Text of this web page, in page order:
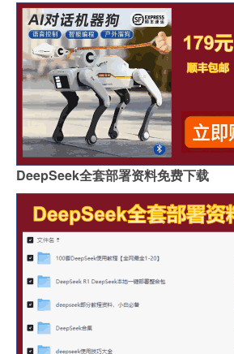
DeepSeek全套部署资料免费下载